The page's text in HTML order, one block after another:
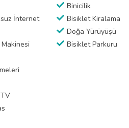
İnternet
Binicilik
Bisiklet Kiralama
Doğa Yürüyüşü
Bisiklet Parkuru